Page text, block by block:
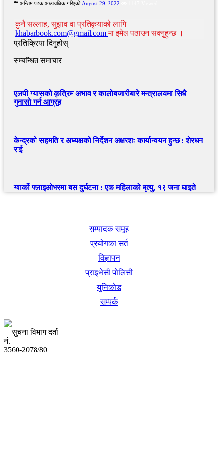
अन्तिम पटक अध्यावधिक गरिएको August 29, 2022
कुनै सल्लाह, सुझाव वा प्रतिकृयाको लागि
khabarbook.com@gmail.comमा इमेल पठाउन सक्नुहुन्छ ।
प्रतिक्रिया दिनुहोस्
सम्बन्धित समाचार
एलपी ग्यासको कृत्रिम अभाव र कालोबजारीबारे मन्त्रालयमा सिधै
गुनासो गर्न आग्रह
केन्द्रको सहमति र अध्यक्षको निर्देशन अक्षरशः कार्यान्वयन हुन्छ : शेरधन
राई
ग्वार्को फ्लाइओभरमा बस दुर्घटना : एक महिलाको मृत्यु, १९ जना घाइते
सम्पादक समूह
प्रयोगका सर्त
विज्ञापन
प्राइभेसी पोलिसी
युनिकोड
सम्पर्क
सुचना विभाग दर्ता
नं.
3560-2078/80